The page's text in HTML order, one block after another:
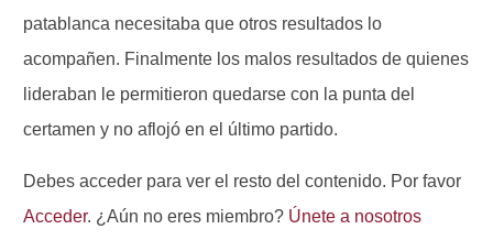
patablanca necesitaba que otros resultados lo
acompañen. Finalmente los malos resultados de quienes
lideraban le permitieron quedarse con la punta del
certamen y no aflojó en el último partido.
Debes acceder para ver el resto del contenido. Por favor
Acceder. ¿Aún no eres miembro? Únete a nosotros